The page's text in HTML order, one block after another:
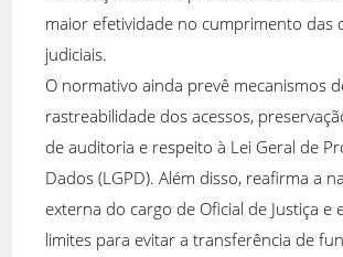
maior efetividade no cumprimento das
judiciais.
O normativo ainda prevê mecanismos
rastreabilidade dos acessos,
de auditoria e respeito à Lei Geral de
Dados (LGPD). Além disso, reafirma a
externa do cargo de Oficial de Justiça e
limites para evitar a transferência de